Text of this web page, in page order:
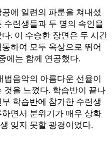
에 일련의 파룬을 쳐내셨
수련생들과 두 명의 속인을
. 이 수승한 장면은 두 시간
하여 모두 옥상으로 뛰어
에는 함께 연공했다.
음악의 아름다운 선율이
것을 느꼈다. 학습반이 끝나
학습반에 참가한 수련생
면서 분위기가 매우 상화
잊지 못할 광경이었다.